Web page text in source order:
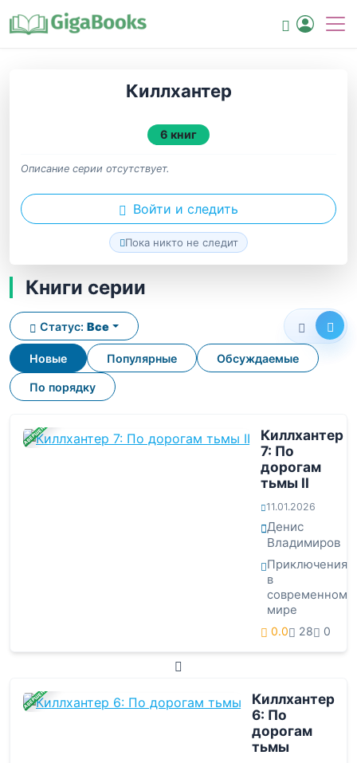
Киллхантер
6 книг
Описание серии отсутствует.
Войти и следить
Пока никто не следит
Книги серии
Новые Популярные Обсуждаемые
По порядку
Статус: Все
ЗАВЕРШЕНА
Киллхантер
7: По
дорогам
тьмы II
11.01.2026
Денис
Владимиров
Приключения
в
современном
мире
0.0 28 0
ЗАВЕРШЕНА
Киллхантер
6: По
дорогам
тьмы